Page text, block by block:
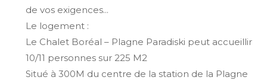
de vos exigences...
Le logement :
Le Chalet Boréal – Plagne Paradiski peut accueillir
10/11 personnes sur 225 M2
Situé à 300M du centre de la station de la Plagne